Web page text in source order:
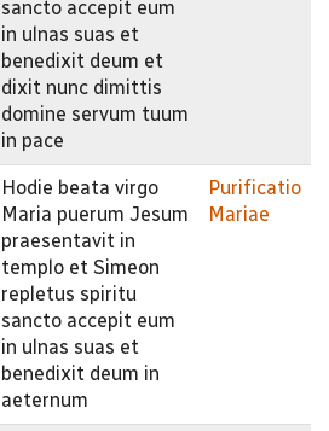
sancto accepit eum
in ulnas suas et
benedixit deum et
dixit nunc dimittis
domine servum tuum
in pace
Hodie beata virgo
Maria puerum Jesum
praesentavit in
templo et Simeon
repletus spiritu
sancto accepit eum
in ulnas suas et
benedixit deum in
aeternum
Purificatio
Mariae